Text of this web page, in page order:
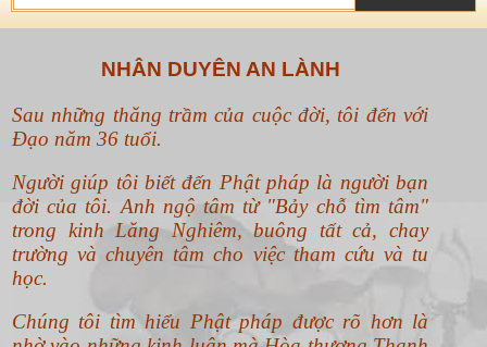
NHÂN DUYÊN AN LÀNH
Sau những thăng trầm của cuộc đời, tôi đến với
Đạo năm 36 tuổi.
Người giúp tôi biết đến Phật pháp là người bạn
đời của tôi. Anh ngộ tâm từ "Bảy chỗ tìm tâm"
trong kinh Lăng Nghiêm, buông tất cả, chay
trường và chuyên tâm cho việc tham cứu và tu
học.
Chúng tôi tìm hiểu Phật pháp được rõ hơn là